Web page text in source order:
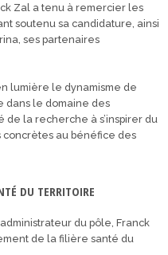
Zal a tenu à remercier les
soutenu sa candidature, ainsi
ses partenaires
lumière le dynamisme de
dans le domaine des
la recherche à s’inspirer du
concrètes au bénéfice des
DU TERRITOIRE
du pôle, Franck
de la filière santé du